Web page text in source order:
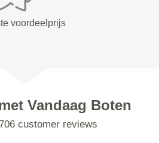
voordeelprijs
Vandaag Boten
customer reviews